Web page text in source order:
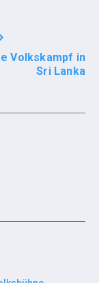
Volkskampf in
Sri Lanka